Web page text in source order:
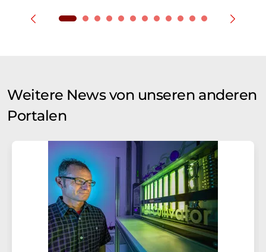
Weitere News von unseren anderen
Portalen